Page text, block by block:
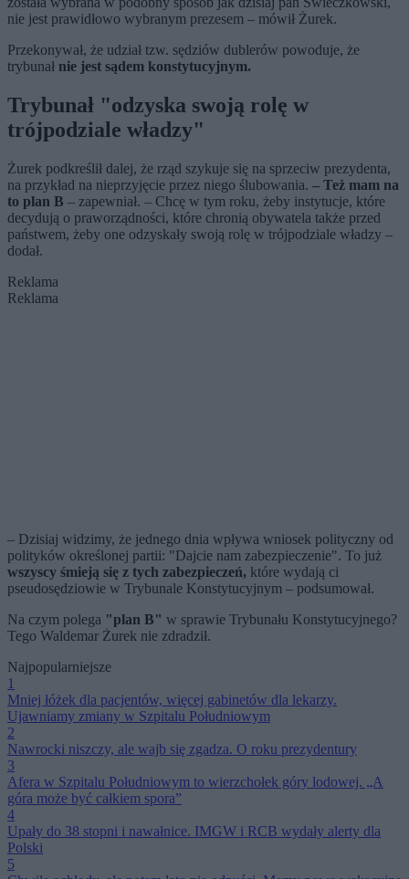
nie jest prawidłowo wybranym prezesem – mówił Żurek.
Przekonywał, że udział tzw. sędziów dublerów powoduje, że
trybunał nie jest sądem konstytucyjnym.
Trybunał "odzyska swoją rolę w
trójpodziale władzy"
Żurek podkreślił dalej, że rząd szykuje się na sprzeciw prezydenta,
na przykład na nieprzyjęcie przez niego ślubowania. – Też mam na
to plan B – zapewniał. – Chcę w tym roku, żeby instytucje, które
decydują o praworządności, które chronią obywatela także przed
państwem, żeby one odzyskały swoją rolę w trójpodziale władzy –
dodał.
Reklama
Reklama
– Dzisiaj widzimy, że jednego dnia wpływa wniosek polityczny od
polityków określonej partii: "Dajcie nam zabezpieczenie". To już
wszyscy śmieją się z tych zabezpieczeń, które wydają ci
pseudosędziowie w Trybunale Konstytucyjnym – podsumował.
Na czym polega "plan B" w sprawie Trybunału Konstytucyjnego?
Tego Waldemar Żurek nie zdradził.
Najpopularniejsze
1
Mniej łóżek dla pacjentów, więcej gabinetów dla lekarzy.
Ujawniamy zmiany w Szpitalu Południowym
2
Nawrocki niszczy, ale wajb się zgadza. O roku prezydentury
3
Afera w Szpitalu Południowym to wierzchołek góry lodowej. „A
góra może być całkiem spora”
4
Upały do 38 stopni i nawałnice. IMGW i RCB wydały alerty dla
Polski
5